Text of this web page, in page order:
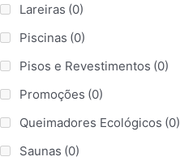
Lareiras (0)
Piscinas (0)
Pisos e Revestimentos (0)
Promoções (0)
Queimadores Ecológicos (0)
Saunas (0)